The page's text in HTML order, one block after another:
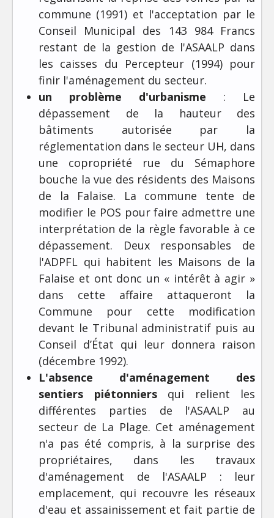
commune (1991) et l'acceptation par le
Conseil Municipal des 143 984 Francs
restant de la gestion de l'ASAALP dans
les caisses du Percepteur (1994) pour
finir l'aménagement du secteur.
un problème d'urbanisme : Le
dépassement de la hauteur des
bâtiments autorisée par la
réglementation dans le secteur UH, dans
une copropriété rue du Sémaphore
bouche la vue des résidents des Maisons
de la Falaise. La commune tente de
modifier le POS pour faire admettre une
interprétation de la règle favorable à ce
dépassement. Deux responsables de
l'ADPFL qui habitent les Maisons de la
Falaise et ont donc un « intérêt à agir »
dans cette affaire attaqueront la
Commune pour cette modification
devant le Tribunal administratif puis au
Conseil d’État qui leur donnera raison
(décembre 1992).
L'absence d'aménagement des
sentiers piétonniersqui relient les
différentes parties de l'ASAALP au
secteur de La Plage. Cet aménagement
n'a pas été compris, à la surprise des
propriétaires, dans les travaux
d'aménagement de l'ASAALP : leur
emplacement, qui recouvre les réseaux
d'eau et assainissement et fait partie de